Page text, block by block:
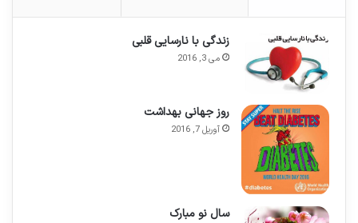
زندگی با نارسایی قلبی
می 3, 2016
روز جهانی بهداشت
آوریل 7, 2016
سال نو مبارک